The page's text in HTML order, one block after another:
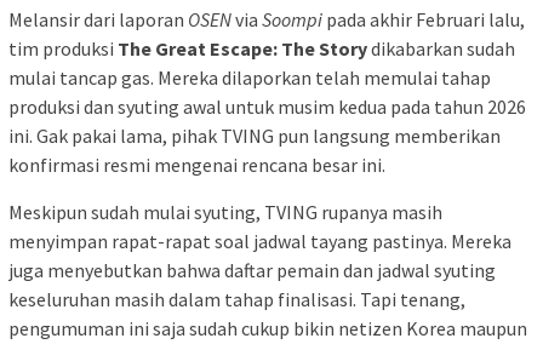
Melansir dari laporan OSENvia Soompi pada akhir Februari lalu,
tim produksi The Great Escape: The Storydikabarkan sudah
mulai tancap gas. Mereka dilaporkan telah memulai tahap
produksi dan syuting awal untuk musim kedua pada tahun 2026
ini. Gak pakai lama, pihak TVING pun langsung memberikan
konfirmasi resmi mengenai rencana besar ini.
Meskipun sudah mulai syuting, TVING rupanya masih
menyimpan rapat-rapat soal jadwal tayang pastinya. Mereka
juga menyebutkan bahwa daftar pemain dan jadwal syuting
keseluruhan masih dalam tahap finalisasi. Tapi tenang,
pengumuman ini saja sudah cukup bikin netizen Korea maupun